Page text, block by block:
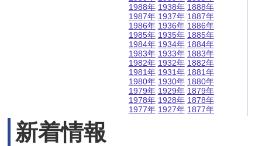
1988年
1987年
1986年
1985年
1984年
1983年
1982年
1981年
1980年
1979年
1978年
1977年
1938年
1937年
1936年
1935年
1934年
1933年
1932年
1931年
1930年
1929年
1928年
1927年
1888年
1887年
1886年
1885年
1884年
1883年
1882年
1881年
1880年
1879年
1878年
1877年
新着情報